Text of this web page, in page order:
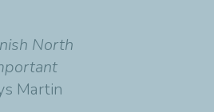
North
Martin